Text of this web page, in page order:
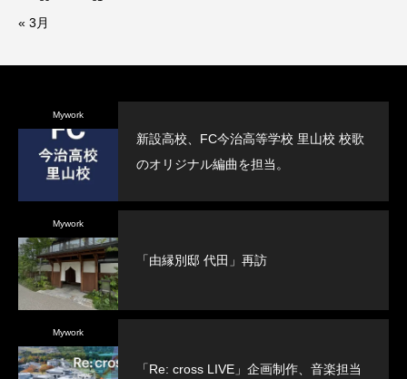
« 3月
Mywork
新設高校、FC今治高等学校 里山校 校歌
のオリジナル編曲を担当。
Mywork
「由縁別邸 代田」再訪
Mywork
「Re: cross LIVE」企画制作、音楽担当